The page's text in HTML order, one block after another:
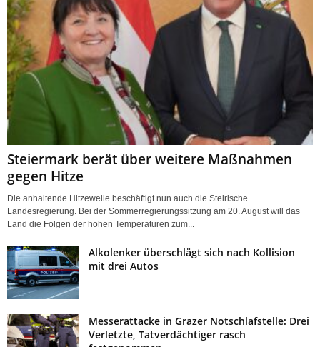
Steiermark berät über weitere Maßnahmen
gegen Hitze
Die anhaltende Hitzewelle beschäftigt nun auch die Steirische
Landesregierung. Bei der Sommerregierungssitzung am 20. August will das
Land die Folgen der hohen Temperaturen zum...
mit drei Autos
Messerattacke in Grazer Notschlafstelle: Drei
Verletzte, Tatverdächtiger rasch
24,7 Grad: Graz erlebt eine historische
Hitzenacht